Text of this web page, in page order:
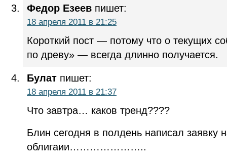
Федор Езеев пишет:
18 апреля 2011 в 21:25
Короткий пост — потому что о текущих
по древу» — всегда длинно получается.
Булат пишет:
18 апреля 2011 в 21:37
Что завтра… каков тренд????
Блин сегодня в полдень написал заявку
облигаии…………………..